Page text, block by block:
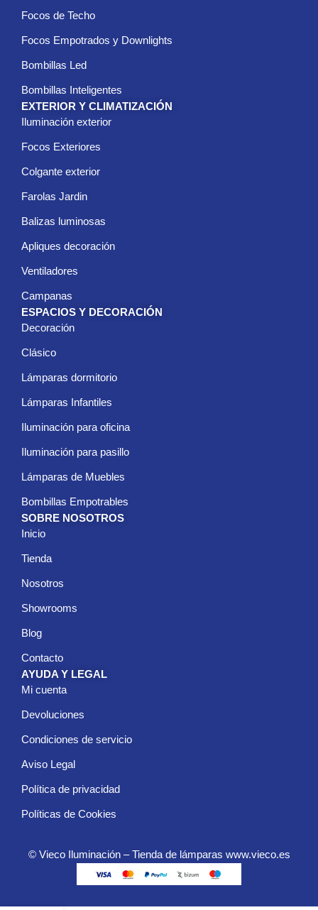
Focos de Techo
Focos Empotrados y Downlights
Bombillas Led
Bombillas Inteligentes
EXTERIOR Y CLIMATIZACIÓN
Iluminación exterior
Focos Exteriores
Colgante exterior
Farolas Jardin
Balizas luminosas
Apliques decoración
Ventiladores
Campanas
ESPACIOS Y DECORACIÓN
Decoración
Clásico
Lámparas dormitorio
Lámparas Infantiles
Iluminación para oficina
Iluminación para pasillo
Lámparas de Muebles
Bombillas Empotrables
SOBRE NOSOTROS
Inicio
Tienda
Nosotros
Showrooms
Blog
Contacto
AYUDA Y LEGAL
Mi cuenta
Devoluciones
Condiciones de servicio
Aviso Legal
Política de privacidad
Políticas de Cookies
© Vieco Iluminación – Tienda de lámparas www.vieco.es